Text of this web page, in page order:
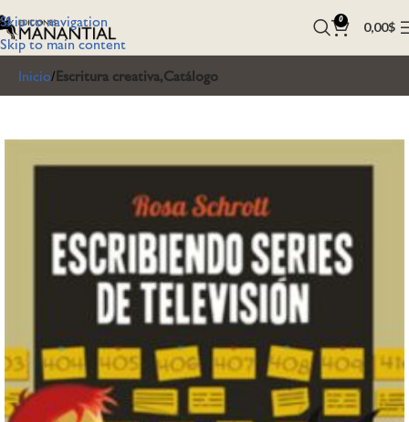
Skip to navigation
Skip to main content
0 0,00$
Inicio Escritura creativa,Catálogo